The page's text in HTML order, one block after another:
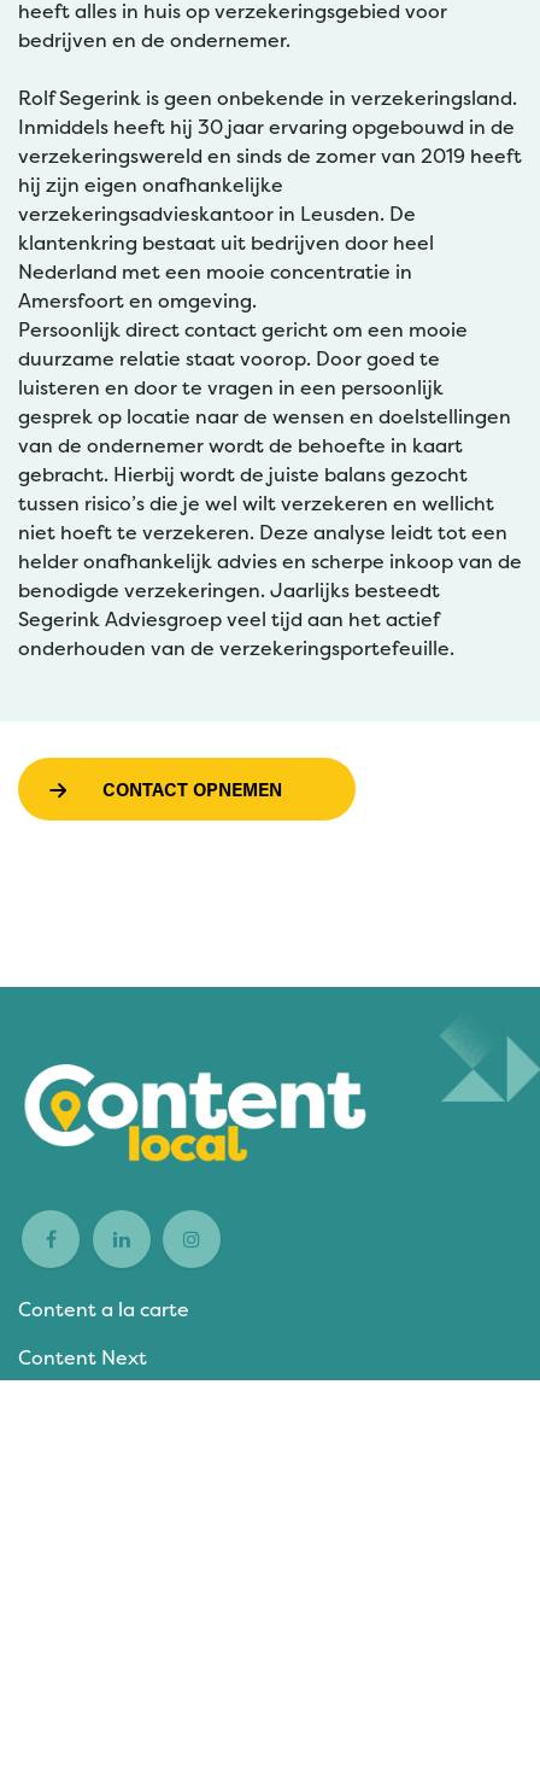
heeft alles in huis op verzekeringsgebied voor
bedrijven en de ondernemer.
Rolf Segerink is geen onbekende in verzekeringsland.
Inmiddels heeft hij 30 jaar ervaring opgebouwd in de
verzekeringswereld en sinds de zomer van 2019 heeft
hij zijn eigen onafhankelijke
verzekeringsadvieskantoor in Leusden. De
klantenkring bestaat uit bedrijven door heel
Nederland met een mooie concentratie in
Amersfoort en omgeving.
Persoonlijk direct contact gericht om een mooie
duurzame relatie staat voorop. Door goed te
luisteren en door te vragen in een persoonlijk
gesprek op locatie naar de wensen en doelstellingen
van de ondernemer wordt de behoefte in kaart
gebracht. Hierbij wordt de juiste balans gezocht
tussen risico’s die je wel wilt verzekeren en wellicht
niet hoeft te verzekeren. Deze analyse leidt tot een
helder onafhankelijk advies en scherpe inkoop van de
benodigde verzekeringen. Jaarlijks besteedt
Segerink Adviesgroep veel tijd aan het actief
onderhouden van de verzekeringsportefeuille.
CONTACT OPNEMEN
Content a la carte
Content Next